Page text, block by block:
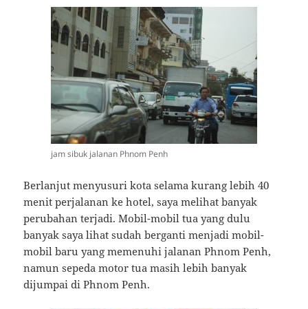
jam sibuk jalanan Phnom Penh
Berlanjut menyusuri kota selama kurang lebih 40
menit perjalanan ke hotel, saya melihat banyak
perubahan terjadi. Mobil-mobil tua yang dulu
banyak saya lihat sudah berganti menjadi mobil-
mobil baru yang memenuhi jalanan Phnom Penh,
namun sepeda motor tua masih lebih banyak
dijumpai di Phnom Penh.